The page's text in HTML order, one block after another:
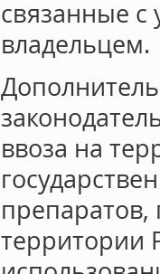
связанные
владельцем.
ввоза на
территории